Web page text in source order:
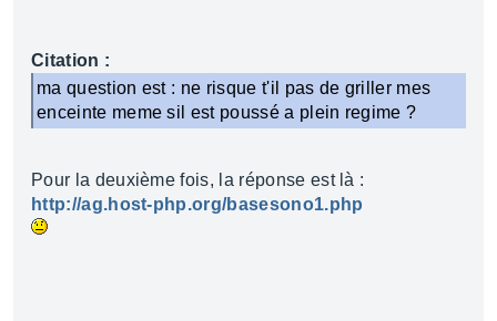
Citation :
ma question est : ne risque t'il pas de griller mes
enceinte meme sil est poussé a plein regime ?
Pour la deuxième fois, la réponse est là :
http://ag.host-php.org/basesono1.php